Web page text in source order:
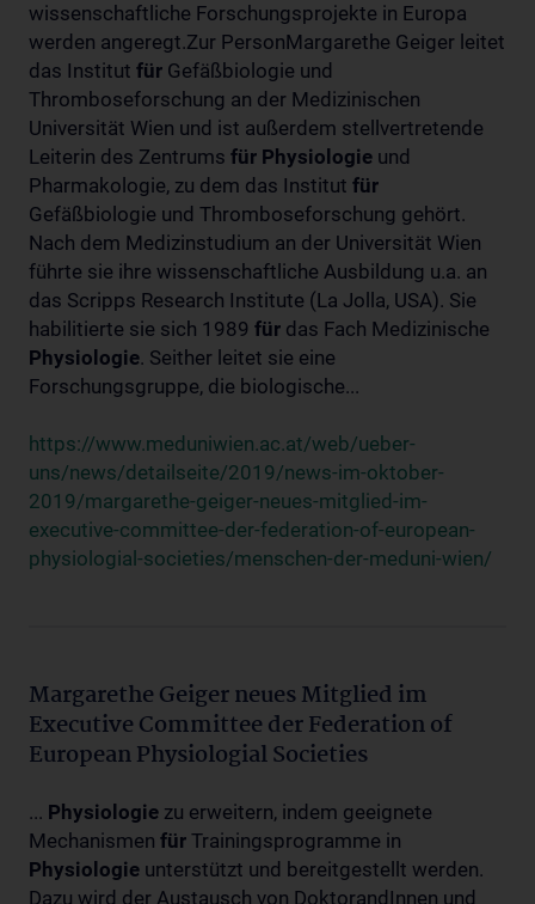
wissenschaftliche Forschungsprojekte in Europa
werden angeregt.Zur PersonMargarethe Geiger leitet
das Institut für Gefäßbiologie und
Thromboseforschung an der Medizinischen
Universität Wien und ist außerdem stellvertretende
Leiterin des Zentrums für Physiologie und
Pharmakologie, zu dem das Institut für
Gefäßbiologie und Thromboseforschung gehört.
Nach dem Medizinstudium an der Universität Wien
führte sie ihre wissenschaftliche Ausbildung u.a. an
das Scripps Research Institute (La Jolla, USA). Sie
habilitierte sie sich 1989 für das Fach Medizinische
Physiologie. Seither leitet sie eine
Forschungsgruppe, die biologische...
https://www.meduniwien.ac.at/web/ueber-
uns/news/detailseite/2019/news-im-oktober-
2019/margarethe-geiger-neues-mitglied-im-
executive-committee-der-federation-of-european-
physiologial-societies/menschen-der-meduni-wien/
Margarethe Geiger neues Mitglied im
Executive Committee der Federation of
European Physiologial Societies
... Physiologie zu erweitern, indem geeignete
Mechanismen für Trainingsprogramme in
Physiologie unterstützt und bereitgestellt werden.
Dazu wird der Austausch von DoktorandInnen und